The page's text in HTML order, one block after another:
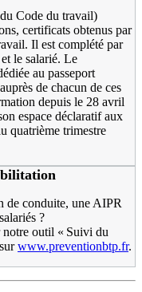
du Code du travail)
certificats obtenus par
Il est complété par
le salarié. Le
au passeport
de chacun de ces
depuis le 28 avril
espace déclaratif aux
quatrième trimestre
de conduite, une AIPR
?
outil « Suivi du
www.preventionbtp.fr.